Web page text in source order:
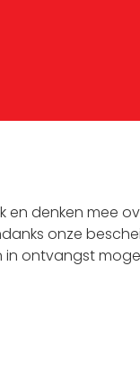
en denken mee
onze
ontvangst